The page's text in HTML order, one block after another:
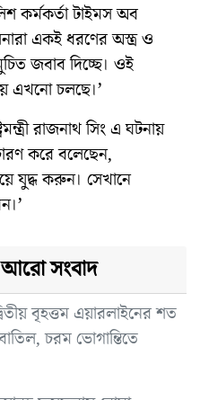
কর্মকর্তা টাইমস অব
একই ধরণের অস্ত্র ও
জবাব দিচ্ছে। ওই
এখনো চলছে।’
রাজনাথ সিং এ ঘটনায়
করে বলেছেন,
যুদ্ধ করুন। সেখানে
আরো সংবাদ
বৃহত্তম এয়ারলাইনের শত
চরম ভোগান্তিতে